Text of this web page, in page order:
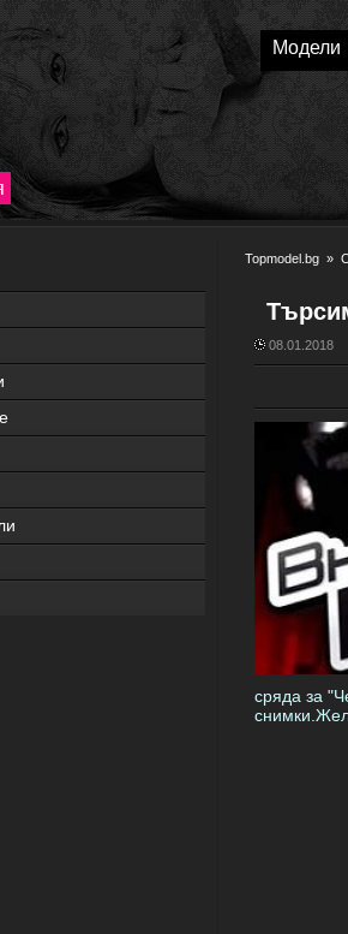
Модели
Topmodel.bg »
08.01.2018
сряда за